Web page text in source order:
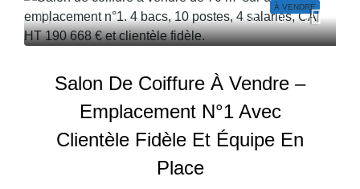
À VENDRE
Salon De Coiffure À Vendre –
Emplacement N°1 Avec
Clientèle Fidèle Et Équipe En
Place